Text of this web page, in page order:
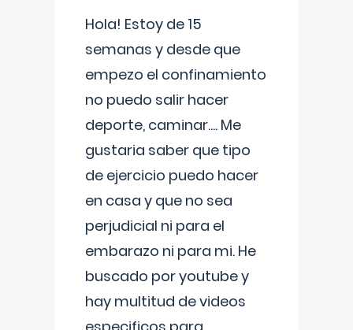
Hola! Estoy de 15
semanas y desde que
empezo el confinamiento
no puedo salir hacer
deporte, caminar.... Me
gustaria saber que tipo
de ejercicio puedo hacer
en casa y que no sea
perjudicial ni para el
embarazo ni para mi. He
buscado por youtube y
hay multitud de videos